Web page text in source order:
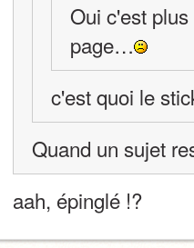
Oui c'est
page…
c'est quoi le
Quand un sujet
aah, épinglé !?